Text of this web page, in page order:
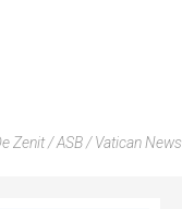
Zenit / ASB / Vatican News